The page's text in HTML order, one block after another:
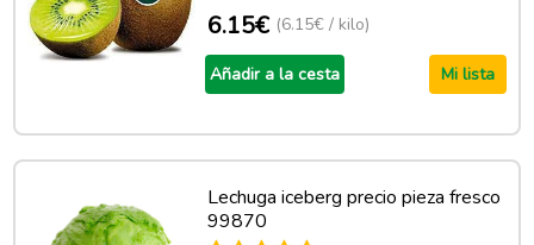
6.15€ (6.15€ / kilo)
Añadir a la cesta Mi lista
Lechuga iceberg precio pieza fresco
99870